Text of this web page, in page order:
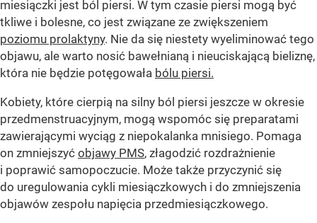
miesiączki jest ból piersi. W tym czasie piersi mogą być
tkliwe i bolesne, co jest związane ze zwiększeniem
poziomu prolaktyny. Nie da się niestety wyeliminować tego
objawu, ale warto nosić bawełnianą i nieuciskającą bieliznę,
która nie będzie potęgowała bólu piersi.
Kobiety, które cierpią na silny ból piersi jeszcze w okresie
przedmenstruacyjnym, mogą wspomóc się preparatami
zawierającymi wyciąg z niepokalanka mnisiego. Pomaga
on zmniejszyć objawy PMS, złagodzić rozdrażnienie
i poprawić samopoczucie. Może także przyczynić się
do uregulowania cykli miesiączkowych i do zmniejszenia
objawów zespołu napięcia przedmiesiączkowego.